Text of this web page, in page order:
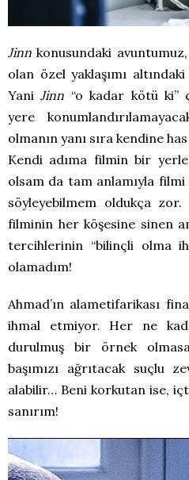
Jinn konusundaki
olan özel yaklaşımı
YaniJinn “o kadar kötü ki”
yere
olmanın yanı sıra kendine
Kendi adıma filmin bir
olsam da tam anlamıyla filmi
söyleyebilmem oldukça zor.
filminin her köşesine sinen
tercihlerinin “bilinçli olma
olamadım!
Ahmad’ın alametifarikası
ihmal etmiyor. Her ne
durulmuş bir örnek
başımızı ağrıtacak suçlu
alabilir… Beni korkutan ise,
sanırım!